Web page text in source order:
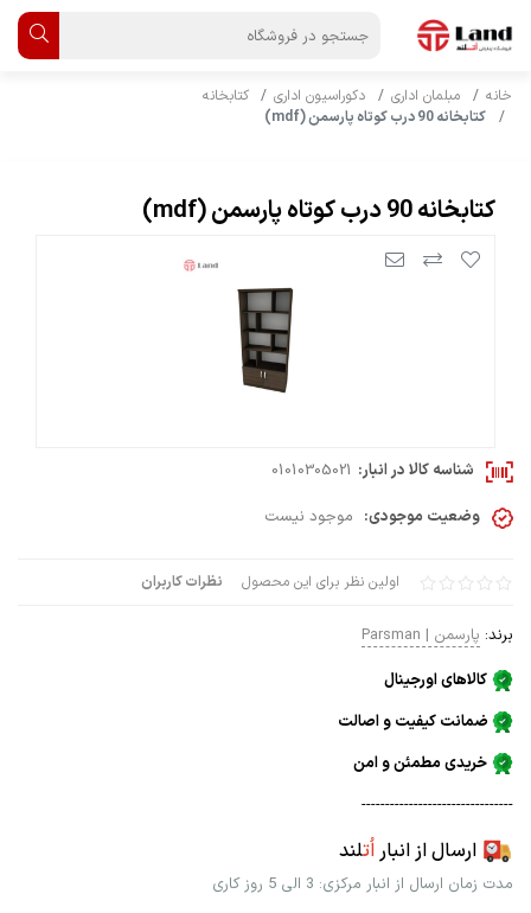
خانه مبلمان اداری دکوراسیون اداری
کتابخانه
کتابخانه 90 درب کوتاه پارسمن (mdf)
کتابخانه 90 درب کوتاه پارسمن (mdf)
اولین نظر برای این محصول نظرات کاربران
برند: پارسمن | Parsman
کالاهای اورجینال
ضمانت کیفیت و اصالت
خریدی مطمئن و امن
--------------------------------
ارسال از انباراُتلند
مدت زمان ارسال از انبار مرکزی: 3 الی 5 روز کاری
شناسه کالا در انبار: 01010305021
وضعیت موجودی: موجود نیست